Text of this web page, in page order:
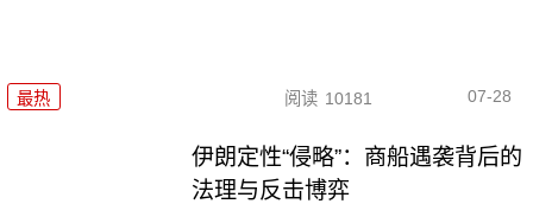
最热 阅读 10181 07-28
伊朗定性“侵略”：商船遇袭背后的
法理与反击博弈